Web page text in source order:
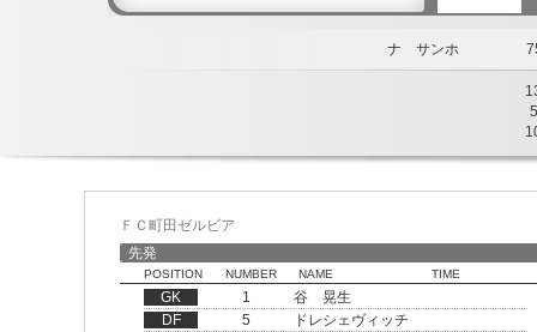
ナ サンホ
5
ＦＣ町田ゼルビア
先発
POSITION NUMBER NAME TIME
GK 1
谷 晃生
DF
5
ドレシェヴィッチ